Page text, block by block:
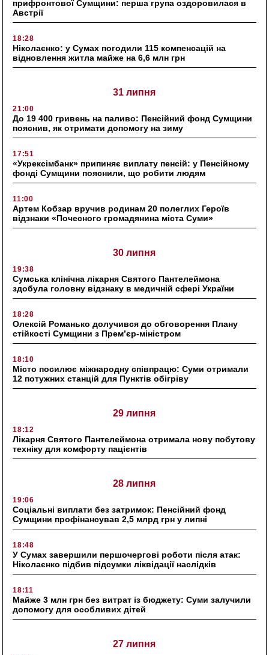
прифронтової Сумщини: перша група оздоровилася в
Австрії
18:28
Ніколаєнко: у Сумах погодили 115 компенсацій на
відновлення житла майже на 6,6 млн грн
31 липня
21:00
До 19 400 гривень на паливо: Пенсійний фонд Сумщини
пояснив, як отримати допомогу на зиму
17:51
«Укрексімбанк» припиняє виплату пенсій: у Пенсійному
фонді Сумщини пояснили, що робити людям
11:00
Артем Кобзар вручив родинам 20 полеглих Героїв
відзнаки «Почесного громадянина міста Суми»
30 липня
19:38
Сумська клінічна лікарня Святого Пантелеймона
здобула головну відзнаку в медичній сфері України
18:28
Олексій Романько долучився до обговорення Плану
стійкості Сумщини з Прем’єр-міністром
18:10
Місто посилює міжнародну співпрацю: Суми отримали
12 потужних станцій для Пунктів обігріву
29 липня
18:12
Лікарня Святого Пантелеймона отримала нову побутову
техніку для комфорту пацієнтів
28 липня
19:06
Соціальні виплати без затримок: Пенсійний фонд
Сумщини профінансував 2,5 млрд грн у липні
18:48
У Сумах завершили першочергові роботи після атак:
Ніколаєнко підбив підсумки ліквідації наслідків
18:11
Майже 3 млн грн без витрат із бюджету: Суми залучили
допомогу для особливих дітей
27 липня